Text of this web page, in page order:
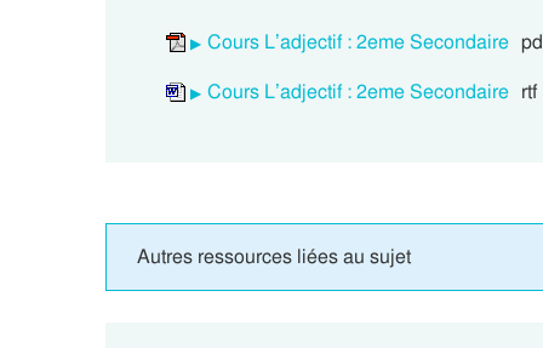
Cours L’adjectif : 2eme Secondaire
Cours L’adjectif : 2eme Secondaire rtf
Autres ressources liées au sujet